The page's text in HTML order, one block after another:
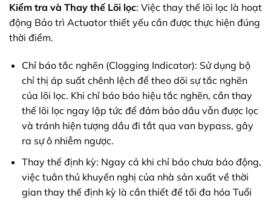
Kiểm tra và Thay thế Lõi lọc: Việc thay thế lõi lọc là hoạt
động Bảo trì Actuator thiết yếu cần được thực hiện đúng
thời điểm.
Chỉ báo tắc nghẽn (Clogging Indicator): Sử dụng bộ
chỉ thị áp suất chênh lệch để theo dõi sự tắc nghẽn
của lõi lọc. Khi chỉ báo báo hiệu tắc nghẽn, cần thay
thế lõi lọc ngay lập tức để đảm bảo dầu vẫn được lọc
và tránh hiện tượng dầu đi tắt qua van bypass, gây
ra sự ô nhiễm ngược.
Thay thế định kỳ: Ngay cả khi chỉ báo chưa báo động,
việc tuân thủ khuyến nghị của nhà sản xuất về thời
gian thay thế định kỳ là cần thiết để tối đa hóa Tuổi